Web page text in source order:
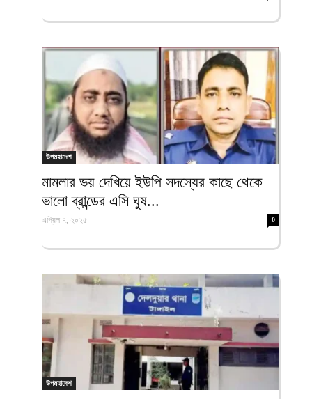
উপমহাদেশ
মামলার ভয় দেখিয়ে ইউপি সদস্যের কাছে থেকে
ভালো ব্রান্ডের এসি ঘুষ...
এপ্রিল ৭, ২০২৫ 0
উপমহাদেশ